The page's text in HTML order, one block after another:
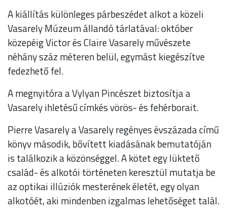
A kiállítás különleges párbeszédet alkot a közeli
Vasarely Múzeum állandó tárlatával: október
közepéig Victor és Claire Vasarely művészete
néhány száz méteren belül, egymást kiegészítve
fedezhető fel.
A megnyitóra a Vylyan Pincészet biztosítja a
Vasarely ihletésű címkés vörös- és fehérborait.
Pierre Vasarely a Vasarely regényes évszázada című
könyv második, bővített kiadásának bemutatóján
is találkozik a közönséggel. A kötet egy lüktető
család- és alkotói történeten keresztül mutatja be
az optikai illúziók mesterének életét, egy olyan
alkotóét, aki mindenben izgalmas lehetőséget talál.